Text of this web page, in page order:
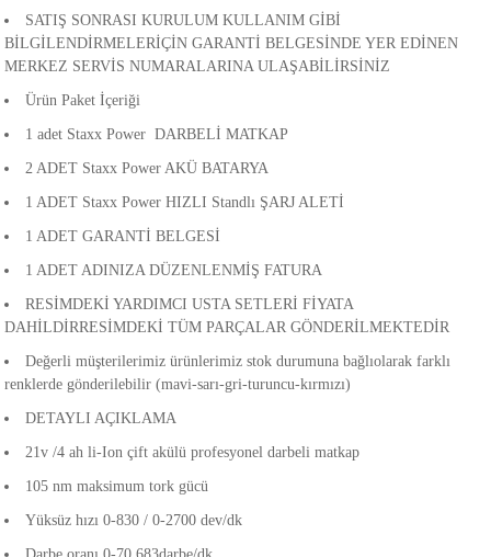
Üfleme Makinesi
SATIŞ SONRASI KURULUM KULLANIM GİBİ
BİLGİLENDİRMELERİÇİN GARANTİ BELGESİNDE YER EDİNEN
MERKEZ SERVİS NUMARALARINA ULAŞABİLİRSİNİZ
Ürün Paket İçeriği
1 adet Staxx Power DARBELİ MATKAP
2 ADET Staxx Power AKÜ BATARYA
1 ADET Staxx Power HIZLI Standlı ŞARJ ALETİ
1 ADET GARANTİ BELGESİ
1 ADET ADINIZA DÜZENLENMİŞ FATURA
RESİMDEKİ YARDIMCI USTA SETLERİ FİYATA
DAHİLDİRRESİMDEKİ TÜM PARÇALAR GÖNDERİLMEKTEDİR
Değerli müşterilerimiz ürünlerimiz stok durumuna bağlıolarak farklı
renklerde gönderilebilir (mavi-sarı-gri-turuncu-kırmızı)
DETAYLI AÇIKLAMA
21v /4 ah li-Ion çift akülü profesyonel darbeli matkap
105 nm maksimum tork gücü
Yüksüz hızı 0-830 / 0-2700 dev/dk